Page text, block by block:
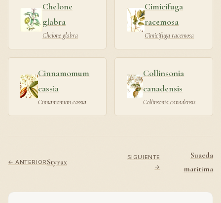
Chelone
glabra
Chelone glabra
Cimicifuga
racemosa
Cimicifuga racemosa
Cinnamomum
cassia
Cinnamomum cassia
Collinsonia
canadensis
Collinsonia canadensis
← ANTERIOR Styrax
SIGUIENTE
→
Suaeda
maritima